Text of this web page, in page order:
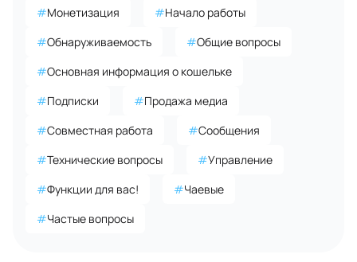
#Монетизация #Начало работы
#Обнаруживаемость #Общие вопросы
#Основная информация о кошельке
#Подписки #Продажа медиа
#Совместная работа #Сообщения
#Технические вопросы #Управление
#Функции для вас! #Чаевые
#Частые вопросы